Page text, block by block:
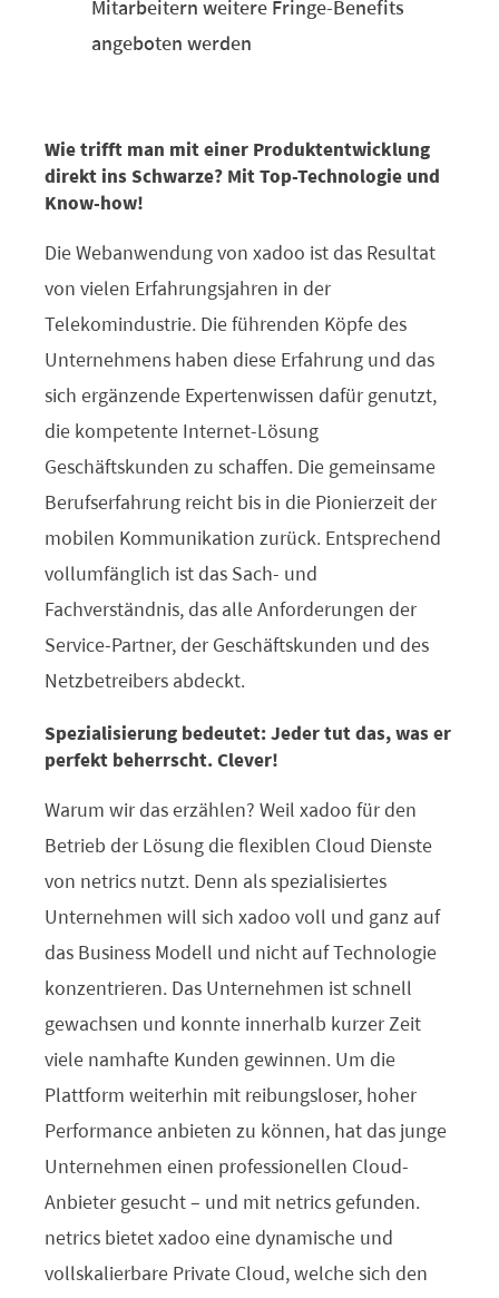
Mitarbeitern weitere Fringe-Benefits
angeboten werden
Wie trifft man mit einer Produktentwicklung
direkt ins Schwarze? Mit Top-Technologie und
Know-how!
Die Webanwendung von xadoo ist das Resultat
von vielen Erfahrungsjahren in der
Telekomindustrie. Die führenden Köpfe des
Unternehmens haben diese Erfahrung und das
sich ergänzende Expertenwissen dafür genutzt,
die kompetente Internet-Lösung
Geschäftskunden zu schaffen. Die gemeinsame
Berufserfahrung reicht bis in die Pionierzeit der
mobilen Kommunikation zurück. Entsprechend
vollumfänglich ist das Sach- und
Fachverständnis, das alle Anforderungen der
Service-Partner, der Geschäftskunden und des
Netzbetreibers abdeckt.
Spezialisierung bedeutet: Jeder tut das, was er
perfekt beherrscht. Clever!
Warum wir das erzählen? Weil xadoo für den
Betrieb der Lösung die flexiblen Cloud Dienste
von netrics nutzt. Denn als spezialisiertes
Unternehmen will sich xadoo voll und ganz auf
das Business Modell und nicht auf Technologie
konzentrieren. Das Unternehmen ist schnell
gewachsen und konnte innerhalb kurzer Zeit
viele namhafte Kunden gewinnen. Um die
Plattform weiterhin mit reibungsloser, hoher
Performance anbieten zu können, hat das junge
Unternehmen einen professionellen Cloud-
Anbieter gesucht – und mit netrics gefunden.
netrics bietet xadoo eine dynamische und
vollskalierbare Private Cloud, welche sich den